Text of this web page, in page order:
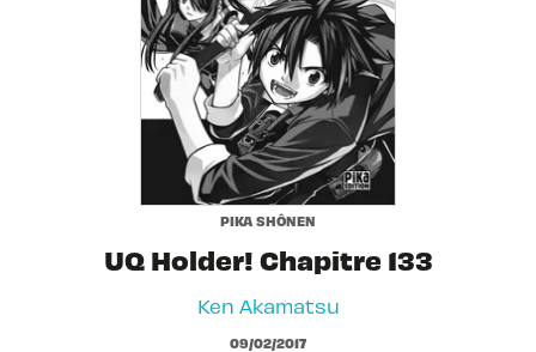
PIKA SHÔNEN
UQ Holder! Chapitre 133
Ken Akamatsu
09/02/2017